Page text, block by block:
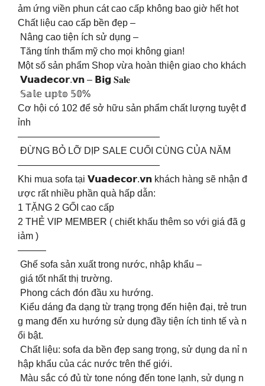
ảm ứng viền phun cát cao cấp không bao giờ hết hot
Chất liệu cao cấp bền đẹp –
Nâng cao tiện ích sử dụng –
Tăng tính thẩm mỹ cho mọi không gian!
Một số sản phẩm Shop vừa hoàn thiện giao cho khách
𝗩𝘂𝗮𝗱𝗲𝗰𝗼𝗿.𝘃𝗻 – 𝗕𝗶𝗴 𝐒𝐚𝐥𝐞
️ 𝕊𝕒𝕝𝕖 𝕦𝕡𝕥𝕠 𝟝𝟘%
Cơ hội có 102 để sở hữu sản phẩm chất lượng tuyệt đ
ỉnh
———————————————
️️ ĐỪNG BỎ LỠ DỊP SALE CUỐI CÙNG CỦA NĂM
———————————————
Khi mua sofa tại 𝗩𝘂𝗮𝗱𝗲𝗰𝗼𝗿.𝘃𝗻 khách hàng sẽ nhận đ
ược rất nhiều phần quà hấp dẫn:
1️ TẶNG 2 GỐI cao cấp
2️ THẺ VIP MEMBER ( chiết khấu thêm so với giá đã g
iảm )
———
Ghế sofa sản xuất trong nước, nhập khẩu –
giá tốt nhất thị trường.
Phong cách đón đầu xu hướng.
Kiểu dáng đa dạng từ trạng trọng đến hiện đại, trẻ trun
g mang đến xu hướng sử dụng đầy tiện ích tinh tế và n
ổi bật.
Chất liệu: sofa da bền đẹp sang trọng, sử dụng da nỉ n
hập khẩu của các nước trên thế giới.
Màu sắc có đủ từ tone nóng đến tone lạnh, sử dụng n